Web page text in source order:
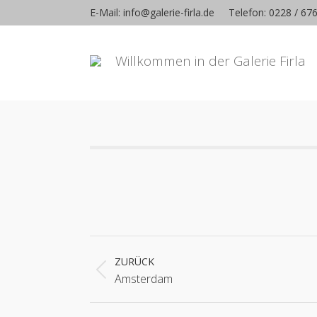
E-Mail: info@galerie-firla.de Telefon: 0228 /
Willkommen in der Galerie Firla
Album-
Navigation
ZURÜCK
Vorheriges
Amsterdam